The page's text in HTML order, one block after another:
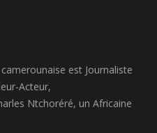
est Journaliste
Acteur,
Ntchoréré, un Africaine